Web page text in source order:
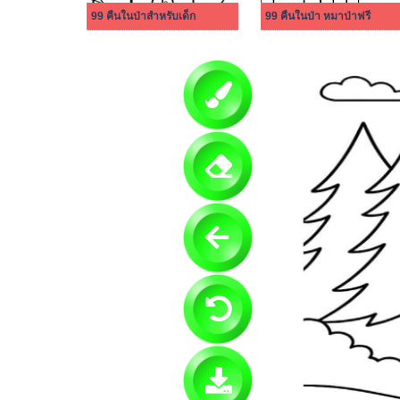
99 คืนในป่าสำหรับเด็ก 99 คืนในป่า หมาป่าฟรี